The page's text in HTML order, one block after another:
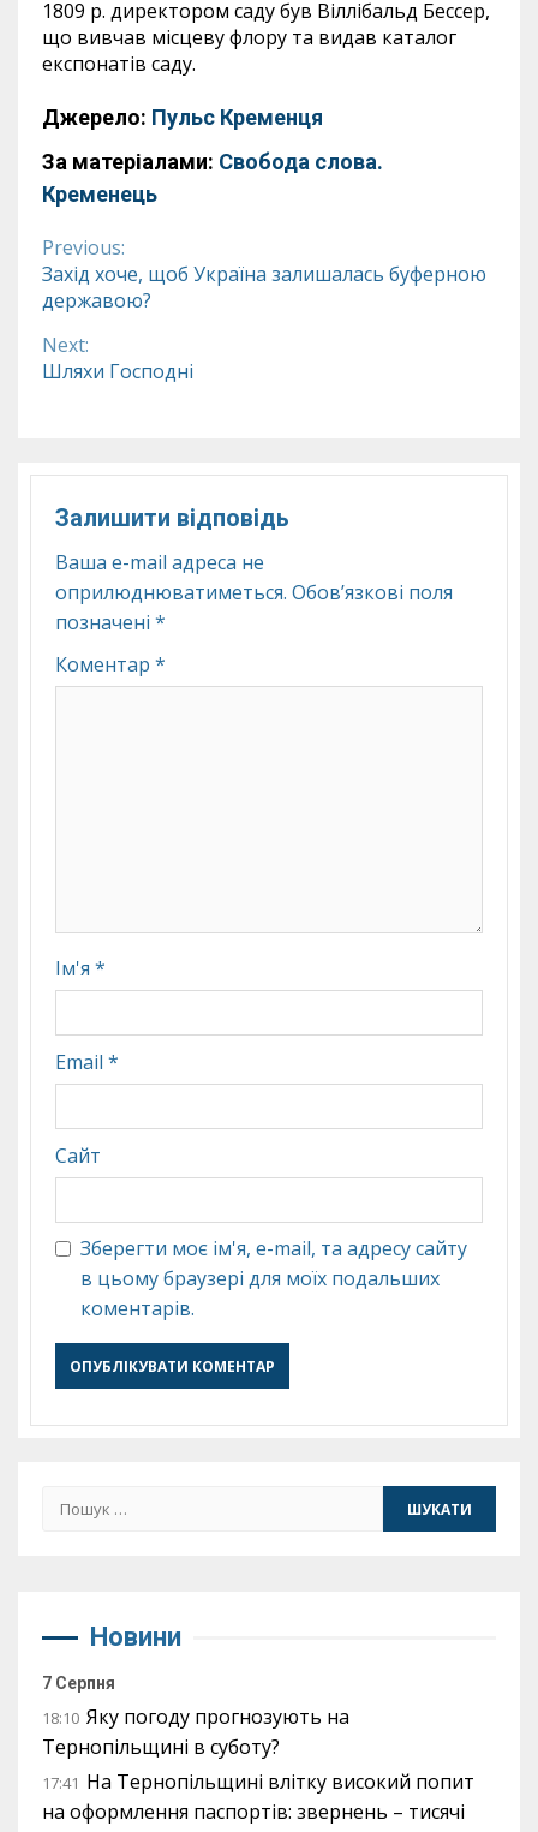
1809 р. директором саду був Віллібальд Бессер,
що вивчав місцеву флору та видав каталог
експонатів саду.
Джерело: Пульс Кременця
За матеріалами: Свобода слова.
Кременець
Continue
Reading
Previous:
Захід хоче, щоб Україна залишалась буферною
державою?
Next:
Шляхи Господні
Залишити відповідь
Ваша e-mail адреса не
оприлюднюватиметься. Обов’язкові поля
позначені *
Коментар *
Ім'я *
Email *
Сайт
Зберегти моє ім'я, e-mail, та адресу сайту
в цьому браузері для моїх подальших
коментарів.
Пошук:
Новини
7 Серпня
18:10 Яку погоду прогнозують на
Тернопільщині в суботу?
17:41 На Тернопільщині влітку високий попит
на оформлення паспортів: звернень – тисячі